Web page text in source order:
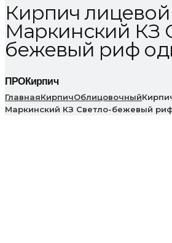
Кирпич лицевой
Маркинский КЗ
бежевый риф
ПРОКирпич
ГлавнаяКирпичОблицовочный
Маркинский КЗ Светло-бежевый